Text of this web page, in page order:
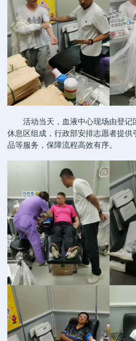
活动当天，血液中心现场由登记
休息区组成，行政部安排志愿者提供
品等服务，保障流程高效有序。